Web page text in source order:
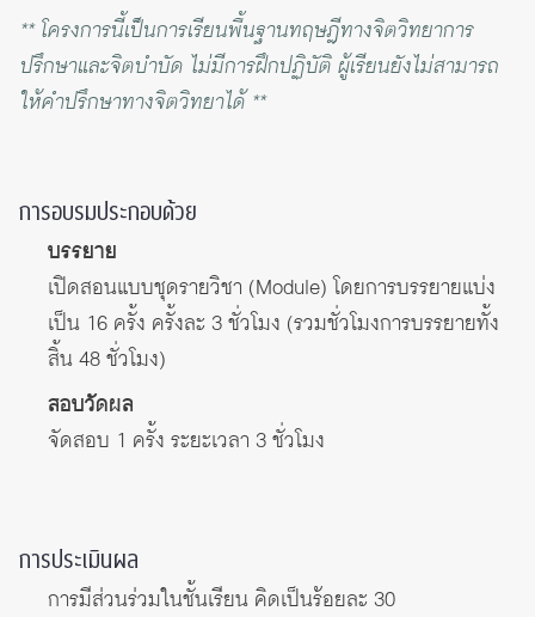
** โครงการนี้เป็นการเรียนพื้นฐานทฤษฎีทางจิตวิทยาการ
ปรึกษาและจิตบำบัด ไม่มีการฝึกปฏิบัติ ผู้เรียนยังไม่สามารถ
ให้คำปรึกษาทางจิตวิทยาได้ **
การอบรมประกอบด้วย
บรรยาย
เปิดสอนแบบชุดรายวิชา (Module) โดยการบรรยายแบ่ง
เป็น 16 ครั้ง ครั้งละ 3 ชั่วโมง (รวมชั่วโมงการบรรยายทั้ง
สิ้น 48 ชั่วโมง)
สอบวัดผล
จัดสอบ 1 ครั้ง ระยะเวลา 3 ชั่วโมง
การประเมินผล
การมีส่วนร่วมในชั้นเรียน คิดเป็นร้อยละ 30